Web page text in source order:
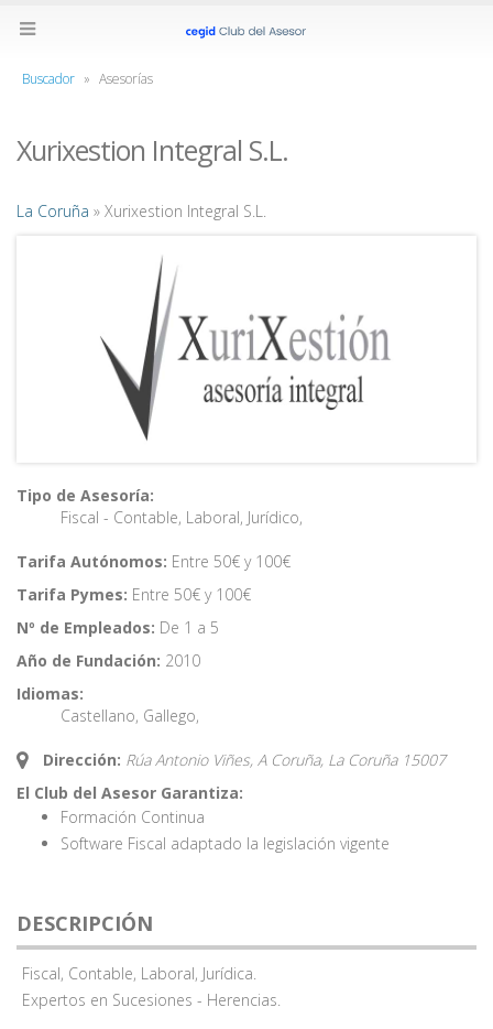
Buscador » Asesorías
Xurixestion Integral S.L.
La Coruña » Xurixestion Integral S.L.
Tipo de Asesoría:
Fiscal - Contable, Laboral, Jurídico,
Tarifa Autónomos: Entre 50€ y 100€
Tarifa Pymes: Entre 50€ y 100€
Nº de Empleados: De 1 a 5
Año de Fundación: 2010
Idiomas:
Castellano, Gallego,
Dirección: Rúa Antonio Viñes, A Coruña, La Coruña 15007
El Club del Asesor Garantiza:
Formación Continua
Software Fiscal adaptado la legislación vigente
DESCRIPCIÓN
Fiscal, Contable, Laboral, Jurídica.
Expertos en Sucesiones - Herencias.